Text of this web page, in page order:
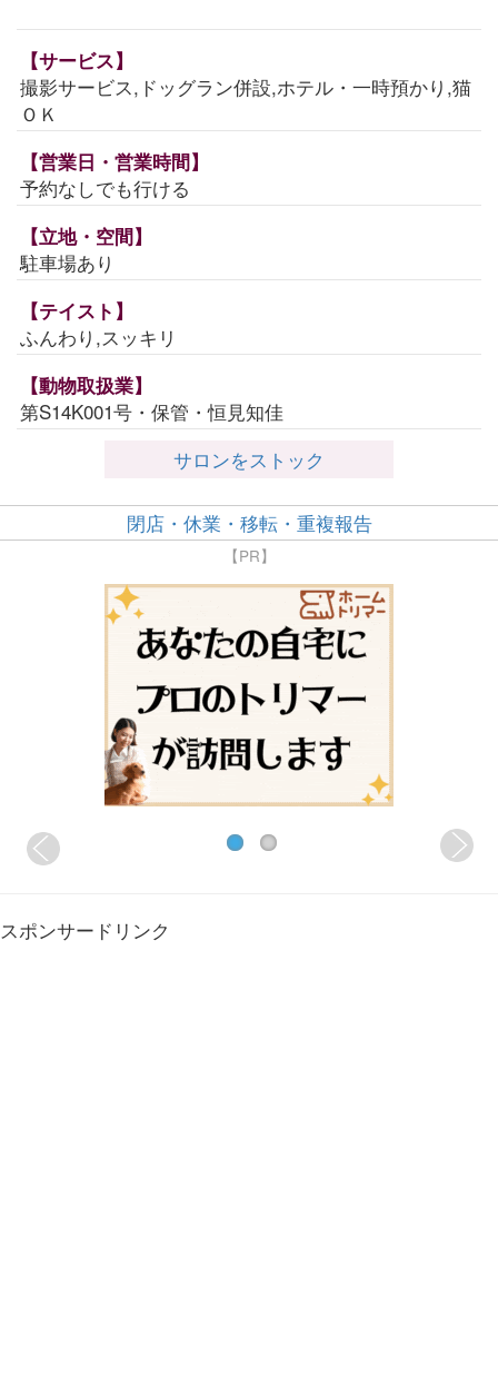
【サービス】
撮影サービス,ドッグラン併設,ホテル・一時預かり,猫
ＯＫ
【営業日・営業時間】
予約なしでも行ける
【立地・空間】
駐車場あり
【テイスト】
ふんわり,スッキリ
【動物取扱業】
第S14K001号・保管・恒見知佳
サロンをストック
閉店・休業・移転・重複報告
【PR】
スポンサードリンク